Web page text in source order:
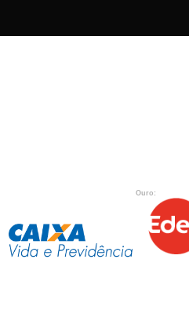
Ouro: